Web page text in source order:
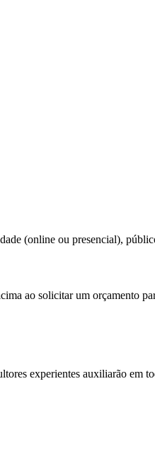
(online ou presencial),
ao solicitar um orçamento
experientes auxiliarão em